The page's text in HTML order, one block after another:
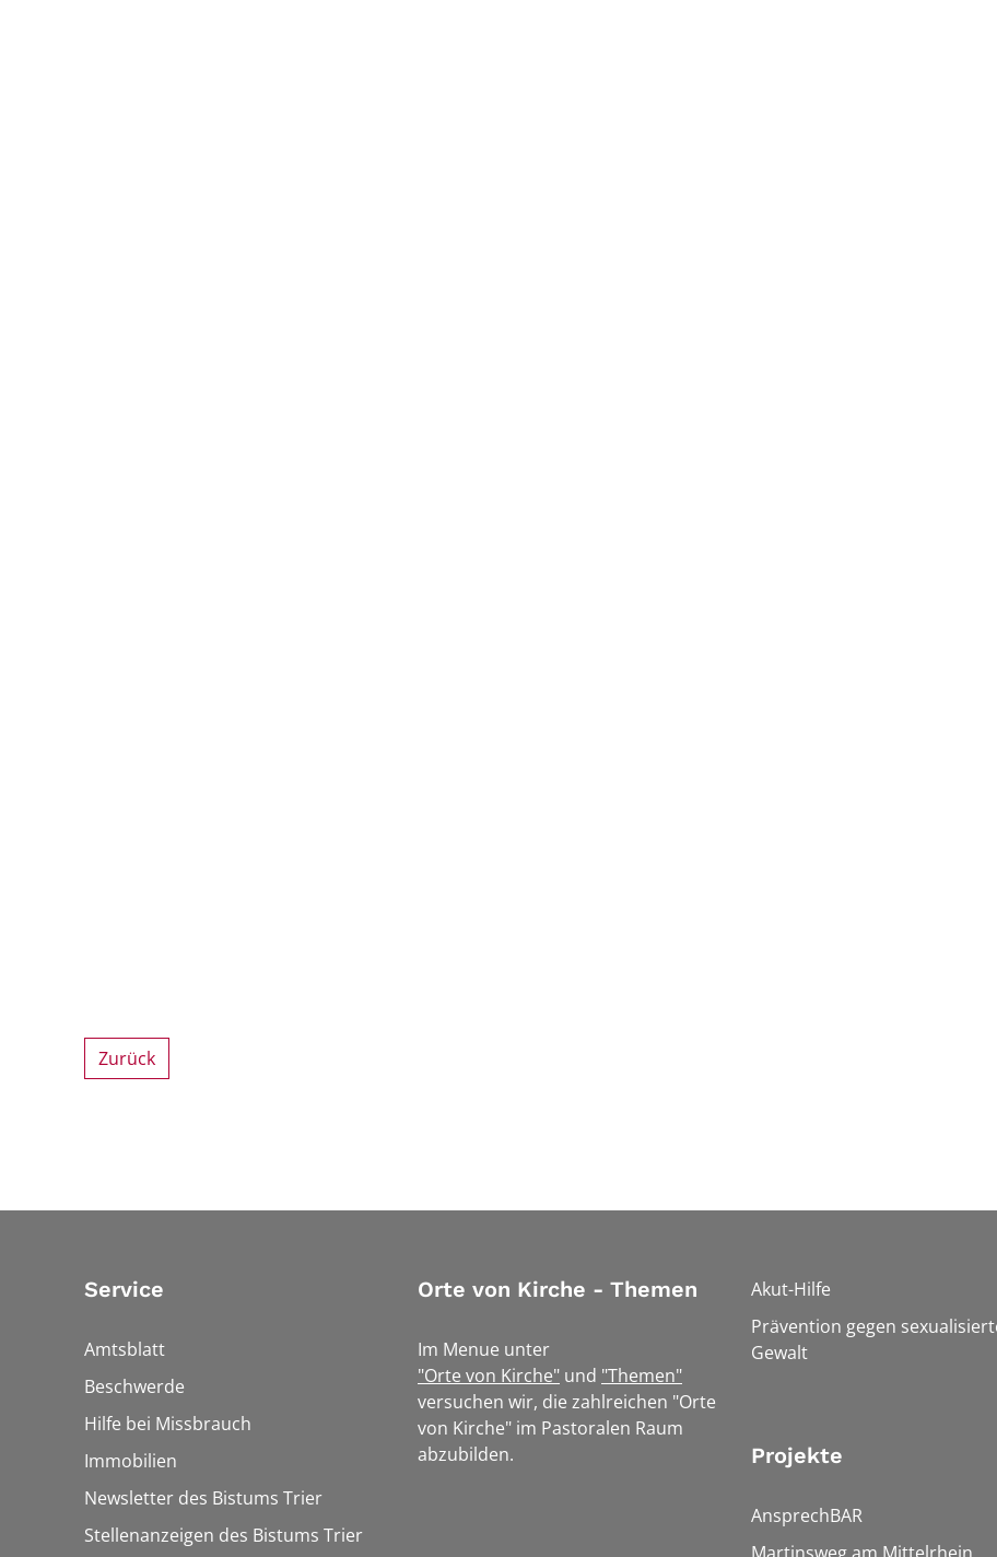
Zurück
Service
Amtsblatt
Beschwerde
Hilfe bei Missbrauch
Immobilien
Newsletter des Bistums Trier
Stellenanzeigen des Bistums Trier
Orte von Kirche - Themen
Im Menue unter
"Orte von Kirche" und "Themen"
versuchen wir, die zahlreichen "Orte
von Kirche" im Pastoralen Raum
abzubilden.
Akut-Hilfe
Prävention gegen
Gewalt
Projekte
AnsprechBAR